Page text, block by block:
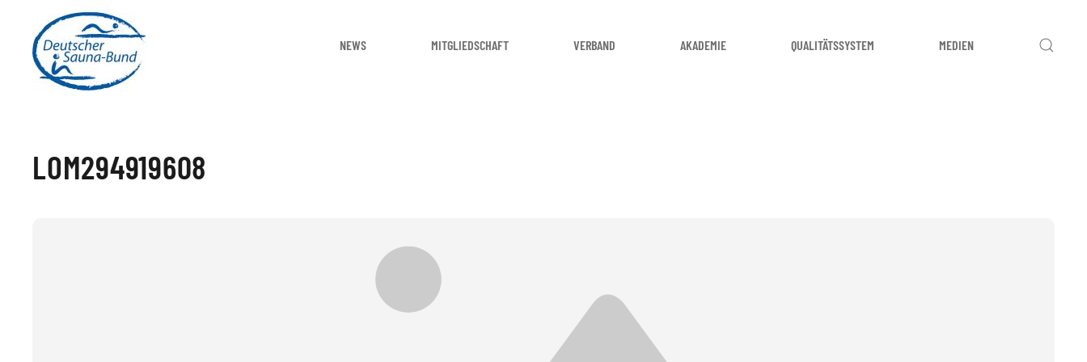
NEWS MITGLIEDSCHAFT VERBAND AKADEMIE QUALITÄTSSYSTEM MEDIEN
LOM294919608